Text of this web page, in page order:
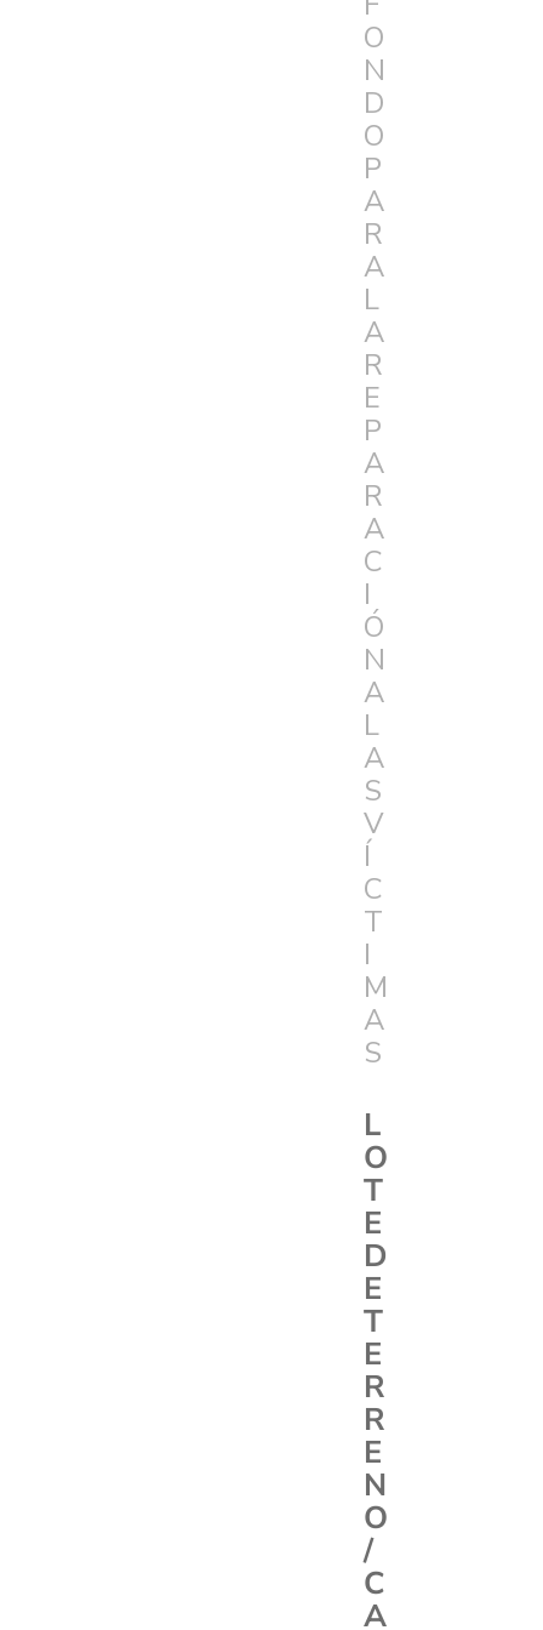
O
N
D
O
P
A
R
A
L
A
R
E
P
A
R
A
C
I
Ó
N
A
L
A
S
V
Í
C
T
I
M
A
S
L
O
T
E
D
E
T
E
R
R
E
N
O
/
C
A